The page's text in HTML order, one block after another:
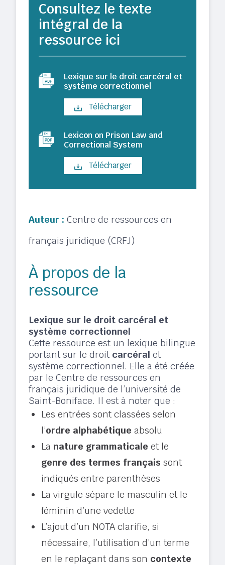
Auteur : Centre de ressources en
français juridique (CRFJ)
À propos de la
ressource
Lexique sur le droit carcéral et
système correctionnel
Cette ressource est un lexique bilingue
portant sur le droit carcéralet
système correctionnel. Elle a été créée
par le Centre de ressources en
français juridique de l’université de
Saint-Boniface. Il est à noter que :
Les entrées sont classées selon
l’ordre alphabétique absolu
La nature grammaticale et le
genre des termes français sont
indiqués entre parenthèses
La virgule sépare le masculin et le
féminin d’une vedette
L’ajout d’un NOTA clarifie, si
nécessaire, l’utilisation d’un terme
en le replaçant dans son contexte
Consultez le texte
intégral de la
ressource ici
Lexique sur le droit carcéral et
système correctionnel
Télécharger
Lexicon on Prison Law and
Correctional System
Télécharger